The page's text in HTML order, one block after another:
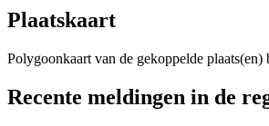
Plaatskaart
Polygoonkaart van de gekoppelde plaats(en)
Recente meldingen in de